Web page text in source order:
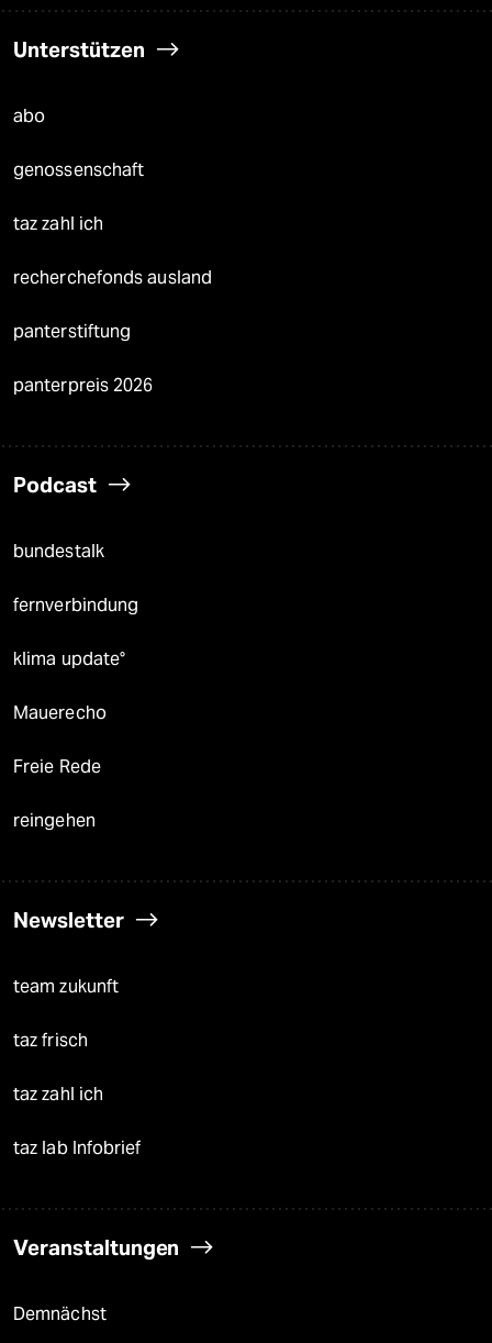
Unterstützen
abo
genossenschaft
taz zahl ich
recherchefonds ausland
panterstiftung
panterpreis 2026
Podcast
bundestalk
fernverbindung
klima update°
Mauerecho
Freie Rede
reingehen
Newsletter
team zukunft
taz frisch
taz zahl ich
taz lab Infobrief
Veranstaltungen
Demnächst